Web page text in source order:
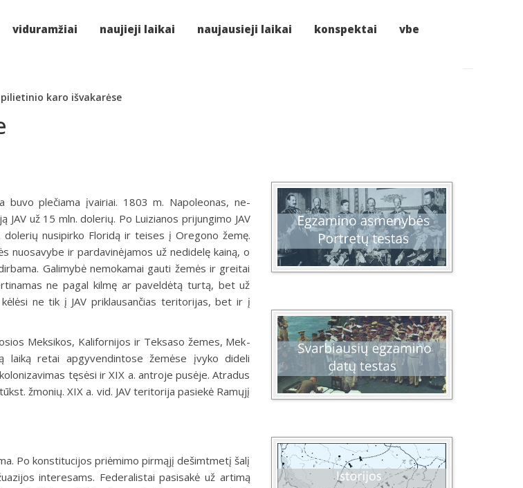
viduramžiai naujieji laikai naujausieji laikai konspektai vbe
pilietinio karo išvakarėse
buvo plečiama įvairiai. 1803 m. Napoleonas, ne­
už 15 mln. dole­rių. Po Luizianos prijun­gimo JAV
nusi­pirko Floridą ir teises į Oregono žemę.
nuosavybe ir pardavinėjamos už nedidelę kainą, o
Galimybė nemokamai gauti žemės ir greitai
ne pagal kilmę ar paveldėtą turtą, bet už
ne tik į JAV priklausančias teritorijas, bet ir į
Mek­sikos, Kalifornijos ir Teksaso žemes, Mek­
laiką retai apgyvendintose žemėse įvyko dideli
tęsėsi ir XIX a. antroje pusėje. Atradus
žmonių. XIX a. vid. JAV teritorija pasiekė Ramųjį
Po konstitucijos priėmimo pirmąjį dešimtmetį šalį
interesams. Federalistai pasisa­kė už artimą